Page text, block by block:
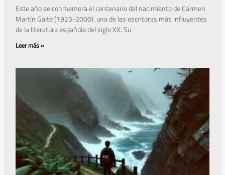
Este año se conmemora el centenario del nacimiento de Carmen
Martín Gaite (1925-2000), una de las escritoras más influyentes
de la literatura española del siglo XX. Su
Leer más »